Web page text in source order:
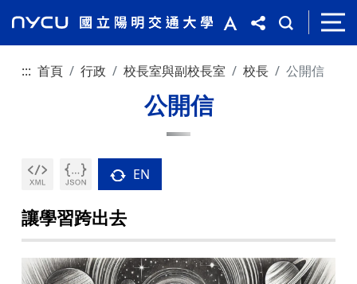
::: 首頁 行政 校長室與副校長室 校長 公開信
公開信
EN
讓學習跨出去